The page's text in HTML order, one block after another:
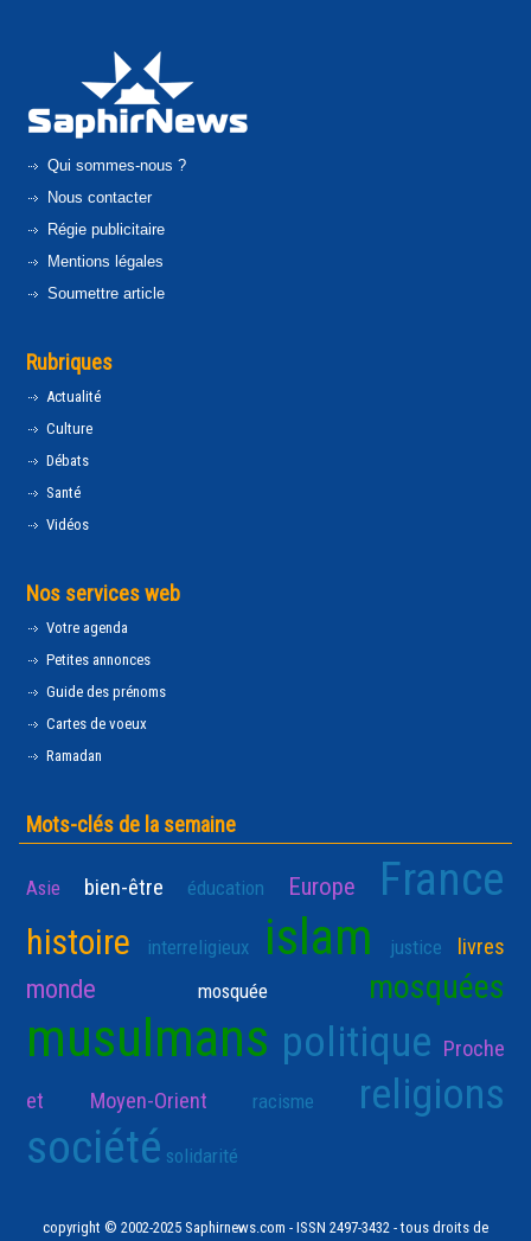
Qui sommes-nous ?
Nous contacter
Régie publicitaire
Mentions légales
Soumettre article
Rubriques
Actualité
Culture
Débats
Santé
Vidéos
Nos services web
Votre agenda
Petites annonces
Guide des prénoms
Cartes de voeux
Ramadan
Mots-clés de la semaine
Asie bien-être éducation Europe France
histoire interreligieux islam justice livres
monde mosquée mosquées
musulmans politique Proche
et Moyen-Orient
racisme religions
société solidarité
copyright © 2002-2025 Saphirnews.com - ISSN 2497-3432 - tous droits de